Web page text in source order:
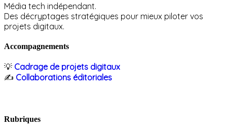
Média tech indépendant.
Des décryptages stratégiques pour mieux piloter vos
projets digitaux.
Accompagnements
💡 Cadrage de projets digitaux
✍️ Collaborations éditoriales
Rubriques